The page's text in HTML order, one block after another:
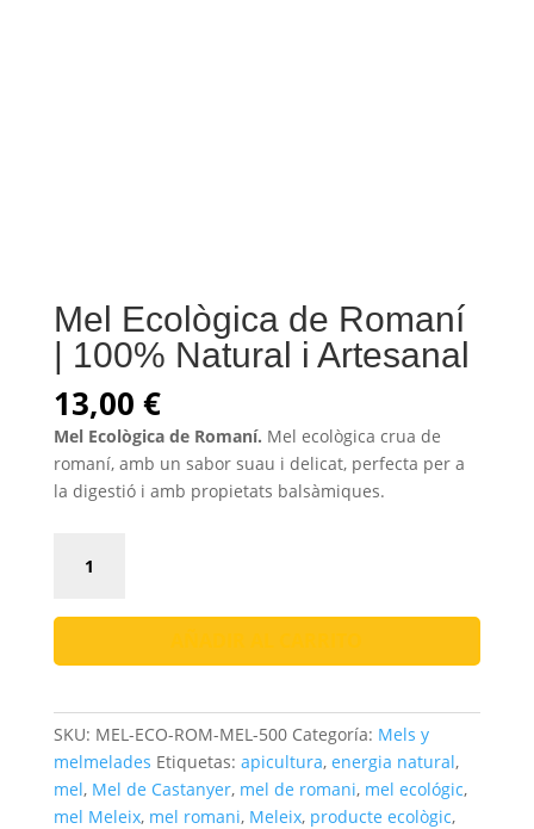
Mel Ecològica de Romaní
| 100% Natural i Artesanal
13,00 €
Mel Ecològica de Romaní. Mel ecològica crua de
romaní, amb un sabor suau i delicat, perfecta per a
la digestió i amb propietats balsàmiques.
Ecològica
Romaní
|
Natural
i
Artesanal
cantidad
SKU: MEL-ECO-ROM-MEL-500 Categoría: Mels y
melmelades Etiquetas: apicultura, energia natural,
mel, Mel de Castanyer, mel de romani, mel ecológic,
mel Meleix, mel romani, Meleix, producte ecològic,